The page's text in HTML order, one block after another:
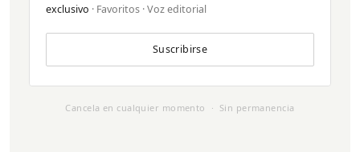
exclusivo · Favoritos · Voz editorial
Suscribirse
Cancela en cualquier momento · Sin permanencia